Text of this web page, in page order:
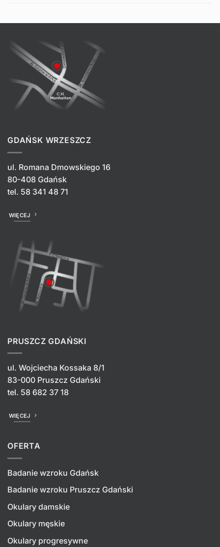
GDAŃSK WRZESZCZ
ul. Romana Dmowskiego 16
80-408 Gdańsk
tel. 58 341 48 71
WIĘCEJ
PRUSZCZ GDAŃSKI
ul. Wojciecha Kossaka 8/1
83-000 Pruszcz Gdański
tel. 58 682 37 18
WIĘCEJ
OFERTA
Badanie wzroku Gdańsk
Badanie wzroku Pruszcz Gdański
Okulary damskie
Okulary męskie
Okulary progresywne